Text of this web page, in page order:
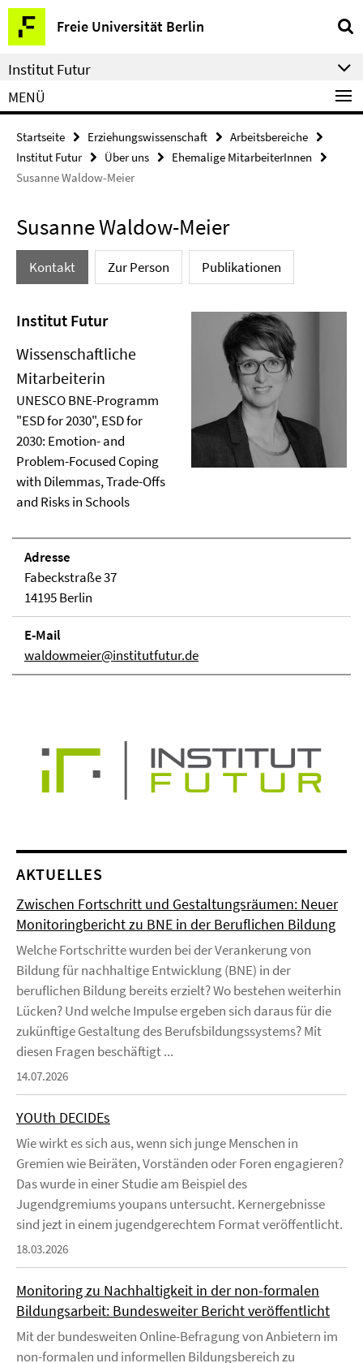
Springe
direkt
zu
Inhalt
Freie Universität Berlin
Service-
Navigation
Institut Futur
MENÜ
Startseite Erziehungswissenschaft
Arbeitsbereiche
Institut Futur
Über uns
Ehemalige MitarbeiterInnen
Susanne Waldow-Meier
Susanne Waldow-Meier
Kontakt Zur Person Publikationen
Institut Futur
Wissenschaftliche
Mitarbeiterin
UNESCO BNE-Programm
"ESD for 2030", ESD for
2030: Emotion- and
Problem-Focused Coping
with Dilemmas, Trade-Offs
and Risks in Schools
Adresse
Fabeckstraße 37
14195 Berlin
E-Mail
waldowmeier@institutfutur.de
AKTUELLES
Zwischen Fortschritt und Gestaltungsräumen: Neuer
Monitoringbericht zu BNE in der Beruflichen Bildung
Welche Fortschritte wurden bei der Verankerung von
Bildung für nachhaltige Entwicklung (BNE) in der
beruflichen Bildung bereits erzielt? Wo bestehen weiterhin
Lücken? Und welche Impulse ergeben sich daraus für die
zukünftige Gestaltung des Berufsbildungssystems? Mit
diesen Fragen beschäftigt ...
14.07.2026
YOUth DECIDEs
Wie wirkt es sich aus, wenn sich junge Menschen in
Gremien wie Beiräten, Vorständen oder Foren engagieren?
Das wurde in einer Studie am Beispiel des
Jugendgremiums youpans untersucht. Kernergebnisse
sind jezt in einem jugendgerechtem Format veröffentlicht.
18.03.2026
Monitoring zu Nachhaltigkeit in der non-formalen
Bildungsarbeit: Bundesweiter Bericht veröffentlicht
Mit der bundesweiten Online-Befragung von Anbietern im
non-formalen und informellen Bildungsbereich zu